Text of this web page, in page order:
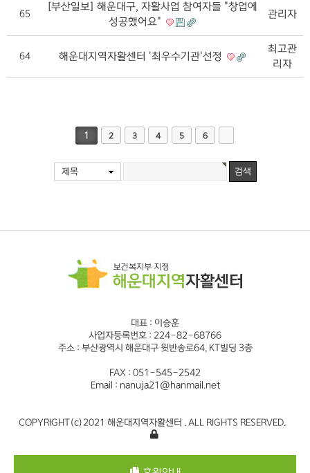
65
[부산일보] 해운대구, 자활사업 참여자들 "창업에
성공했어요"
관리자
64 해운대지역자활센터 '최우수기관'선정
최고관
리자
1 2 3 4 5 6
제목
대표 : 이승훈
사업자등록번호 : 224-82-68766
주소 : 부산광역시 해운대구 윗반송로64, KT빌딩 3층
FAX : 051-545-2542
Email : nanuja21@hanmail.net
COPYRIGHT(c)2021 해운대지역자활센터 . ALL RIGHTS RESERVED.